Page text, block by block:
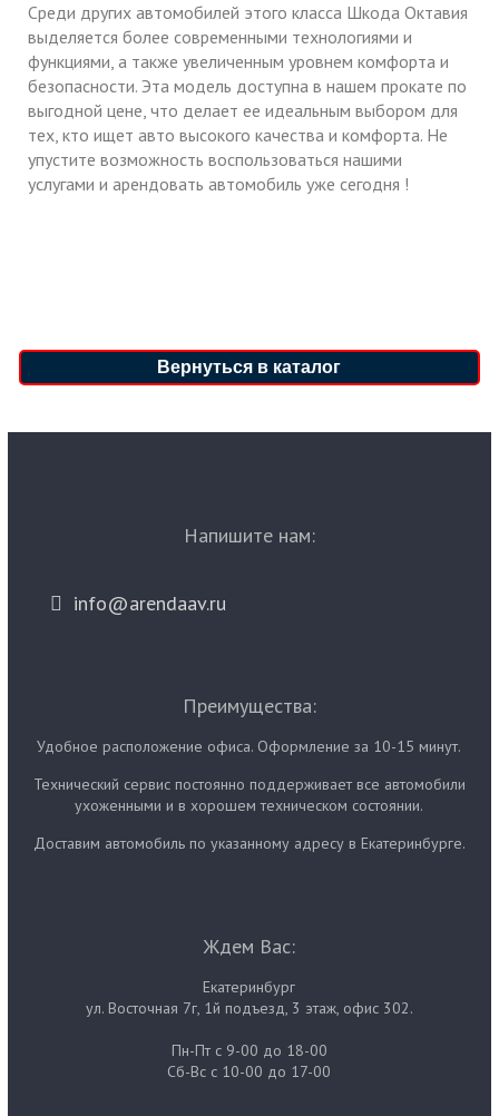
Среди других автомобилей этого класса Шкода Октавия
выделяется более современными технологиями и
функциями, а также увеличенным уровнем комфорта и
безопасности. Эта модель доступна в нашем прокате по
выгодной цене, что делает ее идеальным выбором для
тех, кто ищет авто высокого качества и комфорта. Не
упустите возможность воспользоваться нашими
услугами и арендовать автомобиль уже сегодня !
Вернуться в каталог
Напишите нам:
info@arendaav.ru
Преимущества:
Удобное расположение офиса. Оформление за 10-15 минут.
Технический сервис постоянно поддерживает все автомобили
ухоженными и в хорошем техническом состоянии.
Доставим автомобиль по указанному адресу в Екатеринбурге.
Ждем Вас:
Екатеринбург
ул. Восточная 7г, 1й подъезд, 3 этаж, офис 302.
Пн-Пт с 9-00 до 18-00
Сб-Вс с 10-00 до 17-00